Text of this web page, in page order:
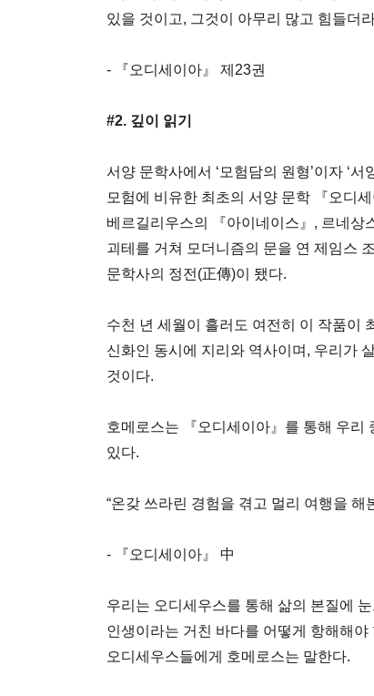
있을 것이고, 그것이 아무리 많고 힘들더
- 『오디세이아』 제23권
#2. 깊이 읽기
서양 문학사에서 ‘모험담의 원형’이자 ‘
모험에 비유한 최초의 서양 문학 『오디
베르길리우스의 『아이네이스』, 르네상
괴테를 거쳐 모더니즘의 문을 연 제임스
문학사의 정전(正傳)이 됐다.
수천 년 세월이 흘러도 여전히 이 작품이
신화인 동시에 지리와 역사이며, 우리가
것이다.
호메로스는 『오디세이아』를 통해 우리
있다.
“온갖 쓰라린 경험을 겪고 멀리 여행을
- 『오디세이아』 中
우리는 오디세우스를 통해 삶의 본질에
인생이라는 거친 바다를 어떻게 항해해
오디세우스들에게 호메로스는 말한다.